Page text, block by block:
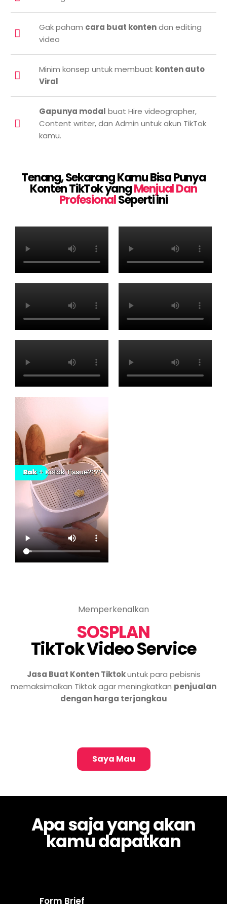
Gak paham cara buat kontendan editing
video
Minim konsep untuk membuat konten auto
Viral
Gapunya modal buat Hire videographer,
Content writer, dan Admin untuk akun TikTok
kamu.
Tenang, Sekarang Kamu Bisa Punya
Konten TikTok yangMenjual Dan
ProfesionalSeperti ini
Memperkenalkan
SOSPLAN
TikTok Video Service
Jasa Buat Konten Tiktokuntuk para pebisnis
memaksimalkan Tiktok agar meningkatkan penjualan
dengan harga terjangkau
Saya Mau
Apa saja yang akan
kamu dapatkan
Form Brief